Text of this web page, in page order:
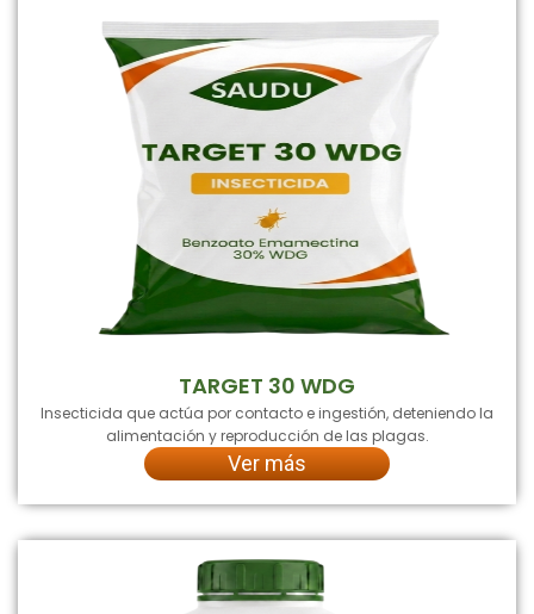
TARGET 30 WDG
Insecticida que actúa por contacto e ingestión, deteniendo la
alimentación y reproducción de las plagas.
Ver más